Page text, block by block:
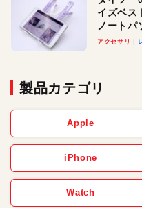
イズベス
ノートパ
べる楽し
アクセサリ
製品カテゴリ
Apple
iPhone
Watch